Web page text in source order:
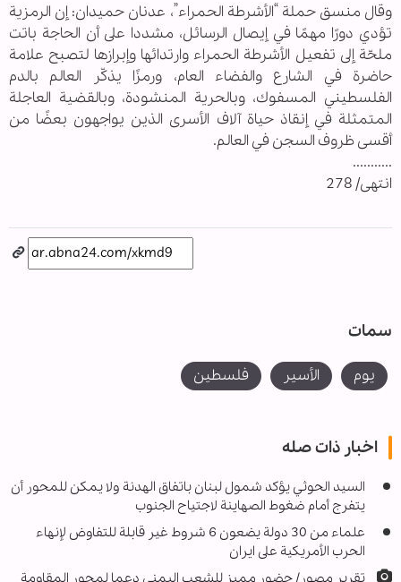
وقال منسق حملة “الأشرطة الحمراء”، عدنان حميدان: إن الرمزية
تؤدي دورًا مهمًا في إيصال الرسائل، مشددا على أن الحاجة باتت
ملحّة إلى تفعيل الأشرطة الحمراء وارتدائها وإبرازها لتصبح علامة
حاضرة في الشارع والفضاء العام، ورمزًا يذكّر العالم بالدم
الفلسطيني المسفوك، وبالحرية المنشودة، وبالقضية العاجلة
المتمثلة في إنقاذ حياة آلاف الأسرى الذين يواجهون بعضًا من
أقسى ظروف السجن في العالم.
...........
انتهى/ 278
سمات
يوم الأسير فلسطين
اخبار ذات صله
السيد الحوثي يؤكد شمول لبنان باتفاق الهدنة ولا يمكن للمحور أن
يتفرج أمام ضغوط الصهاينة لاجتياح الجنوب
علماء من 30 دولة يضعون 6 شروط غير قابلة للتفاوض لإنهاء
الحرب الأمريكية على ايران
تقرير مصور/ حضور مميز للشعب اليمني دعما لمحور المقاومة